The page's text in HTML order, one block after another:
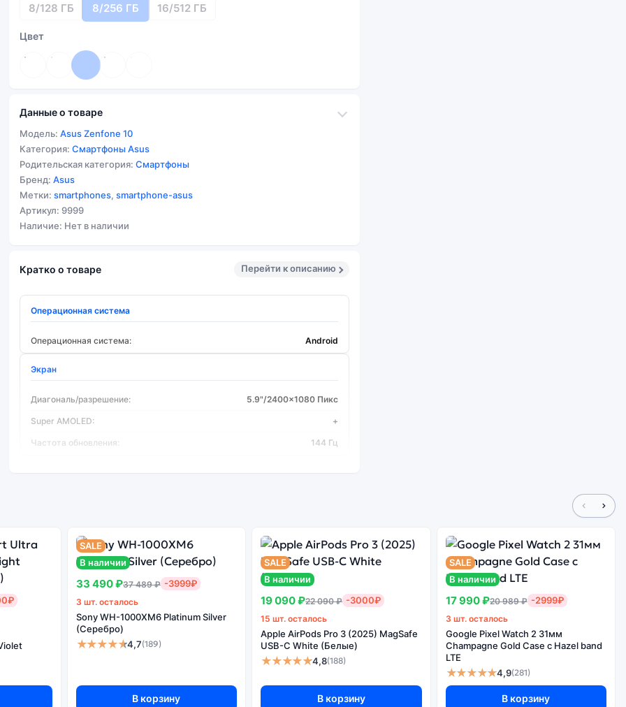
8/128 ГБ 8/256 ГБ 16/512 ГБ
Цвет
Данные о товаре
Модель: Asus Zenfone 10
Категория: Смартфоны Asus
Родительская категория: Смартфоны
Бренд: Asus
Метки: smartphones, smartphone-asus
Артикул: 9999
Наличие: Нет в наличии
Кратко о товаре Перейти к описанию
Операционная система
Операционная система: Android
Экран
Диагональ/разрешение: 5.9"/2400x1080 Пикс
Super AMOLED: +
Частота обновления: 144 Гц
Основная камера
Количество основных камер:
Фотокамера МПикс: 50+13
Съемка выше 4K: Ultra HD 8Kс
Оптическая стабилизация: Да
SALE
В наличии
33 490 ₽37 489 ₽ -3999₽
3 шт. осталось
Sony WH-1000XM6 Platinum Silver
(Серебро)
★★★★★4,7(189)
В корзину
SALE
В наличии
19 090 ₽22 090 ₽ -3000₽
15 шт. осталось
Apple AirPods Pro 3 (2025) MagSafe
USB-C White (Белые)
★★★★★4,8(188)
В корзину
SALE
В наличии
17 990 ₽20 989 ₽ -2999₽
3 шт. осталось
Google Pixel Watch 2 31мм
Champagne Gold Case с Hazel band
LTE
★★★★★4,9(281)
В корзину